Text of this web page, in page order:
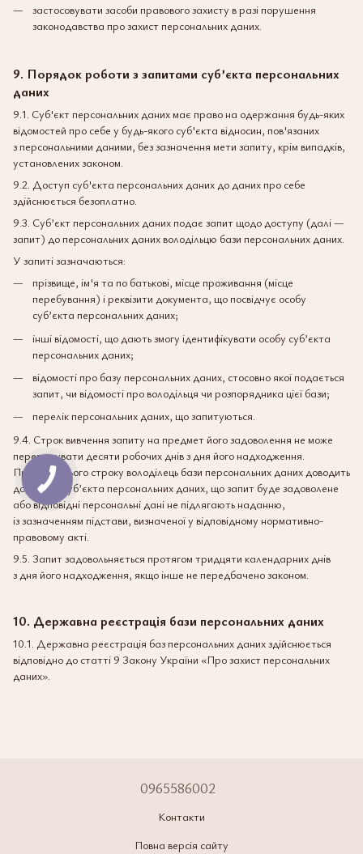
застосовувати засоби правового захисту в разі порушення
законодавства про захист персональних даних.
9. Порядок роботи з запитами суб’єкта персональних
даних
9.1. Суб'єкт персональних даних має право на одержання будь-яких
відомостей про себе у будь-якого суб'єкта відносин, пов'язаних
з персональними даними, без зазначення мети запиту, крім випадків,
установлених законом.
9.2. Доступ суб'єкта персональних даних до даних про себе
здійснюється безоплатно.
9.3. Суб’єкт персональних даних подає запит щодо доступу (далі —
запит) до персональних даних володільцю бази персональних даних.
У запиті зазначаються:
прізвище, ім'я та по батькові, місце проживання (місце
перебування) і реквізити документа, що посвідчує особу
суб’єкта персональних даних;
інші відомості, що дають змогу ідентифікувати особу суб’єкта
персональних даних;
відомості про базу персональних даних, стосовно якої подається
запит, чи відомості про володільця чи розпорядника цієї бази;
перелік персональних даних, що запитуються.
9.4. Строк вивчення запиту на предмет його задоволення не може
перевищувати десяти робочих днів з дня його надходження.
Протягом цього строку володілець бази персональних даних доводить
до відома суб’єкта персональних даних, що запит буде задоволене
або відповідні персональні дані не підлягають наданню,
із зазначенням підстави, визначеної у відповідному нормативно-
правовому акті.
9.5. Запит задовольняється протягом тридцяти календарних днів
з дня його надходження, якщо інше не передбачено законом.
10. Державна реєстрація бази персональних даних
10.1. Державна реєстрація баз персональних даних здійснюється
відповідно до статті 9 Закону України «Про захист персональних
даних».
0965586002
Контакти
Повна версія сайту